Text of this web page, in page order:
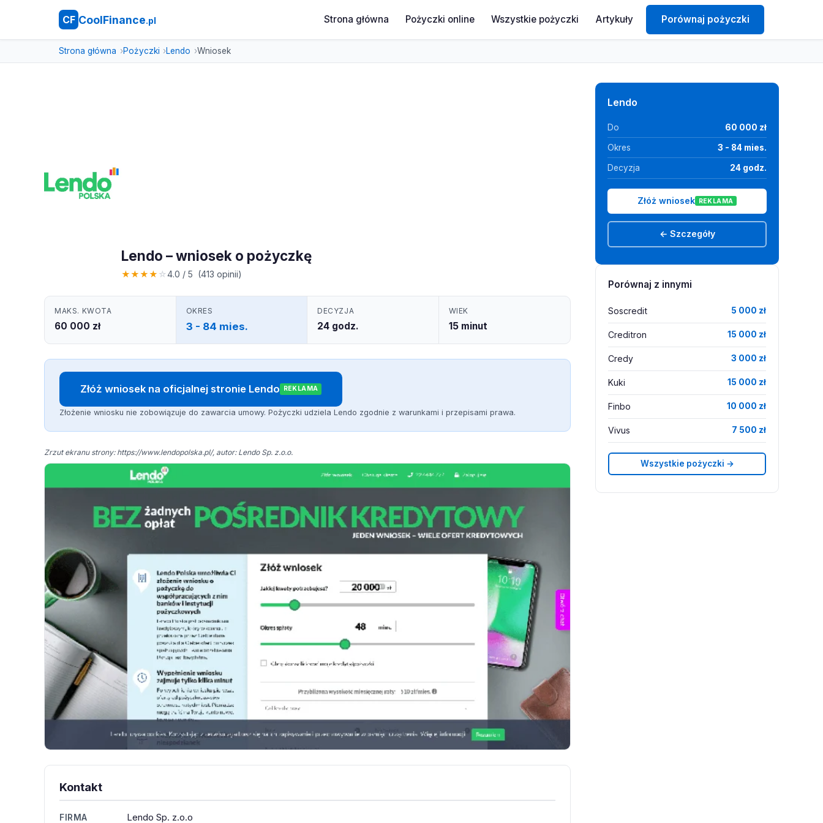
CF CoolFinance.pl Strona główna Pożyczki online Wszystkie pożyczki Artykuły Porównaj pożyczki
Strona główna Pożyczki Lendo Wniosek
Lendo – wniosek o pożyczkę
★★★★ ☆4.0 / 5 (413 opinii)
MAKS. KWOTA
60 000 zł
OKRES
3 - 84 mies.
DECYZJA
24 godz.
WIEK
15 minut
Złóż wniosek na oficjalnej stronie Lendo REKLAMA
Złożenie wniosku nie zobowiązuje do zawarcia umowy. Pożyczki udziela Lendo zgodnie z warunkami i przepisami prawa.
Zrzut ekranu strony: https://www.lendopolska.pl/, autor: Lendo Sp. z.o.o.
Kontakt
FIRMA Lendo Sp. z.o.o
Lendo
Do 60 000 zł
Okres 3 - 84 mies.
Decyzja 24 godz.
Złóż wniosek REKLAMA
← Szczegóły
Porównaj z innymi
Soscredit 5 000 zł
Creditron 15 000 zł
Credy 3 000 zł
Kuki 15 000 zł
Finbo 10 000 zł
Vivus 7 500 zł
Wszystkie pożyczki →